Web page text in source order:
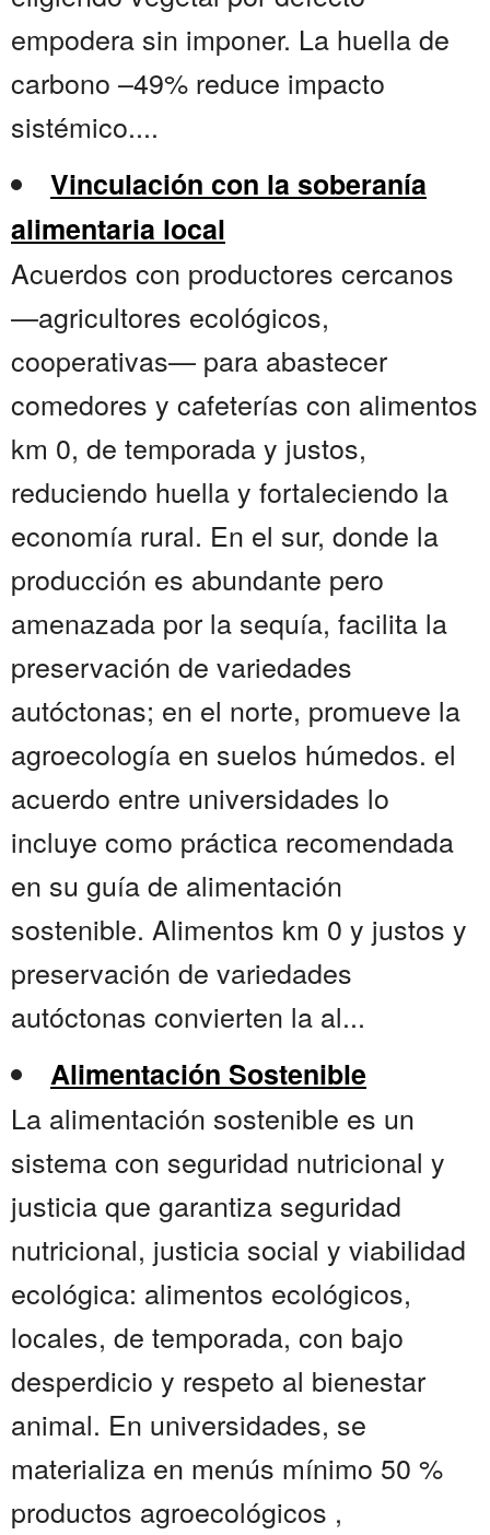
empodera sin imponer. La huella de
carbono –49% reduce impacto
sistémico....
Vinculación con la soberanía
alimentaria local
Acuerdos con productores cercanos
—agricultores ecológicos,
cooperativas— para abastecer
comedores y cafeterías con alimentos
km 0, de temporada y justos,
reduciendo huella y fortaleciendo la
economía rural. En el sur, donde la
producción es abundante pero
amenazada por la sequía, facilita la
preservación de variedades
autóctonas; en el norte, promueve la
agroecología en suelos húmedos. el
acuerdo entre universidades lo
incluye como práctica recomendada
en su guía de alimentación
sostenible. Alimentos km 0 y justos y
preservación de variedades
autóctonas convierten la al...
Alimentación Sostenible
La alimentación sostenible es un
sistema con seguridad nutricional y
justicia que garantiza seguridad
nutricional, justicia social y viabilidad
ecológica: alimentos ecológicos,
locales, de temporada, con bajo
desperdicio y respeto al bienestar
animal. En universidades, se
materializa en menús mínimo 50 %
productos agroecológicos ,